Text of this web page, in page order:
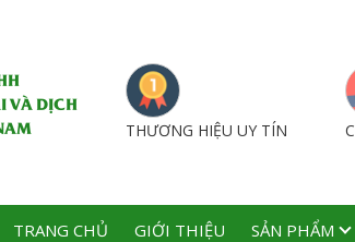
VÀ DỊCH
THƯƠNG HIỆU UY TÍN
TRANG CHỦ GIỚI THIỆU SẢN PHẨM